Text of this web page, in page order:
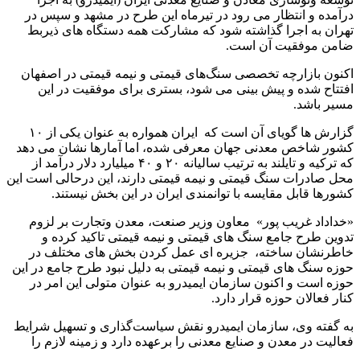
درآمده و انتظار می رود در تیرماه این طرح در مشهد و سپس در
تهران به اجرا گذاشته شود که مشارکت همه دستگاه های ذیربط
ضامن موفقیت آن است.
اکنون بازارچه تخصصی سنگ‌های قیمتی و نیمه قیمتی در اصفهان
افتتاح شده و پیش بینی می شود، بستری برای موفقیت در این
مسیر باشد.
گزارش ها گویای آن است که ایران همواره به عنوان یکی از ۱۰
کشور شاخص معدنی جهان معرفی شده، اما آمارها نشان می دهد
که ترکیه و تایلند به ترتیب سالیانه ۲۰ و ۴۰ میلیارد دلار درآمد از
محل صادرات سنگ قیمتی و نیمه قیمتی دارند، این درحالی است این
کشورها قابل مقایسه با توانمندی ایران در این بخش نیستند.
«خداداد غریب پور» معاون وزیر صنعت، معدن وتجارت بر لزوم
تدوین طرح جامع سنگ های قیمتی و نیمه قیمتی تاکید کرده و
خاطرنشان ساخته، جزیره ای عمل کردن بخش های مختلف در
حوزه سنگ های قیمتی و نیمه قیمتی به دلیل نبود طرح جامع در این
حوزه است و اکنون سازمان ایمیدرو به عنوان متولی این امر در
کنار فعالان حوزه قرار دارد.
به گفته وی، سازمان ایمیدرو نقش سیاست‌گذاری و تسهیل شرایط
فعالیت در معدن و صنایع معدنی را برعهده دارد و زمینه لازم را